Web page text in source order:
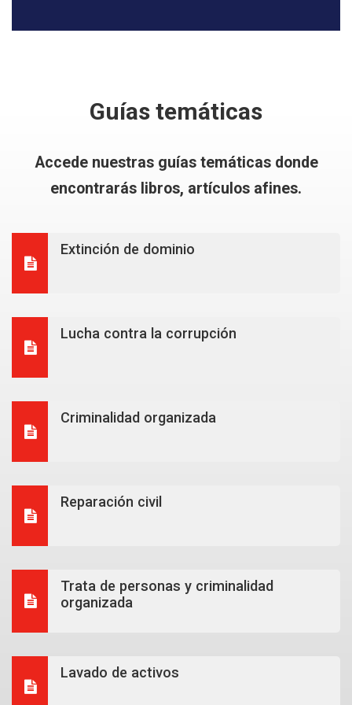
Guías temáticas
Accede nuestras guías temáticas donde
encontrarás libros, artículos afines.
Extinción de dominio
Lucha contra la corrupción
Criminalidad organizada
Reparación civil
Trata de personas y criminalidad
organizada
Lavado de activos